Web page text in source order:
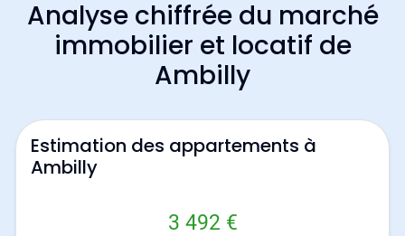
Analyse chiffrée du marché
immobilier et locatif de
Ambilly
Estimation des appartements à
Ambilly
3 492 €